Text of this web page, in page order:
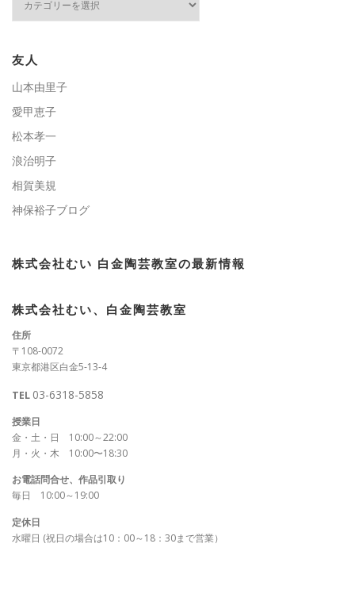
ー
友人
山本由里子
愛甲恵子
松本孝一
浪治明子
相賀美規
神保裕子ブログ
株式会社むい 白金陶芸教室の最新情報
株式会社むい、白金陶芸教室
住所
〒108-0072
東京都港区白金5-13-4
TEL 03-6318-5858
授業日
金・土・日 10:00～22:00
月・火・木 10:00〜18:30
お電話問合せ、作品引取り
毎日 10:00～19:00
定休日
水曜日 (祝日の場合は10：00～18：30まで営業）